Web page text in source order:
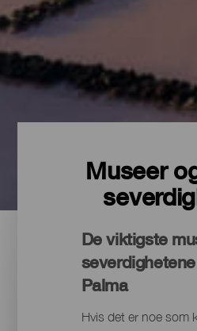
Museer
De viktigste
Palma
Hvis det er noe som